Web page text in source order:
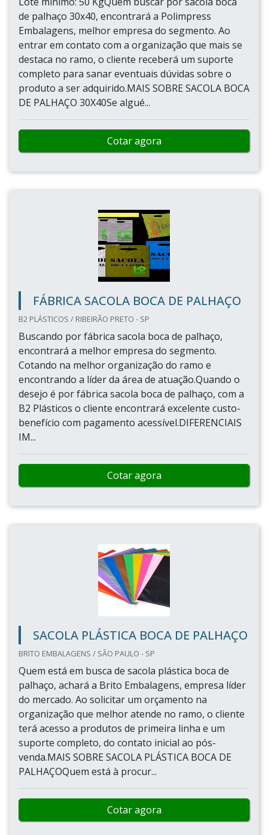
de palhaço 30x40, encontrará a Polimpress
Embalagens, melhor empresa do segmento. Ao
entrar em contato com a organização que mais se
destaca no ramo, o cliente receberá um suporte
completo para sanar eventuais dúvidas sobre o
produto a ser adquirido.MAIS SOBRE SACOLA BOCA
DE PALHAÇO 30X40Se algué...
Cotar agora
FÁBRICA SACOLA BOCA DE PALHAÇO
B2 PLÁSTICOS / RIBEIRÃO PRETO - SP
Buscando por fábrica sacola boca de palhaço,
encontrará a melhor empresa do segmento.
Cotando na melhor organização do ramo e
encontrando a líder da área de atuação.Quando o
desejo é por fábrica sacola boca de palhaço, com a
B2 Plásticos o cliente encontrará excelente custo-
benefício com pagamento acessível.DIFERENCIAIS
IM...
Cotar agora
SACOLA PLÁSTICA BOCA DE PALHAÇO
BRITO EMBALAGENS / SÃO PAULO - SP
Quem está em busca de sacola plástica boca de
palhaço, achará a Brito Embalagens, empresa líder
do mercado. Ao solicitar um orçamento na
organização que melhor atende no ramo, o cliente
terá acesso a produtos de primeira linha e um
suporte completo, do contato inicial ao pós-
venda.MAIS SOBRE SACOLA PLÁSTICA BOCA DE
PALHAÇOQuem está à procur...
Cotar agora